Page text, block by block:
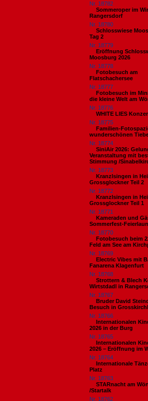
Nr. 18782
Sommeroper im
Rangersdorf
Nr. 18780
Schlosswiese
Tag 2
Nr. 18779
Eröffnung
Moosburg 2026
Nr. 18778
Fotobesuch am
Flatschachersee
Nr. 18777
Fotobesuch im
die kleine Welt am
Nr. 18776
WHITE LIES
Nr. 18775
Familien-
wunderschönen
Nr. 18774
SiniAir 2026:
Veranstaltung mit
Stimmung /
Nr. 18773
Kranzlsingen in
Grossglockner Teil 2
Nr. 18772
Kranzlsingen in
Grossglockner Teil 1
Nr. 18771
Kameraden und
Sommerfest-
Nr. 18770
Fotobesuch beim
Feld am See am
Nr. 18769
Electric Vibes mit
Fanarena Klagenfurt
Nr. 18768
Strottern & Blech
Wirtstdadl in
Nr. 18767
Bruder David
Besuch in
Nr. 18766
Internationalen
2026 in der Burg
Nr. 18765
Internationalen
2026 – Eröffnung im
Nr. 18764
Internationale
Platz
Nr. 18763
STARnacht am
/Startalk
Nr. 18762